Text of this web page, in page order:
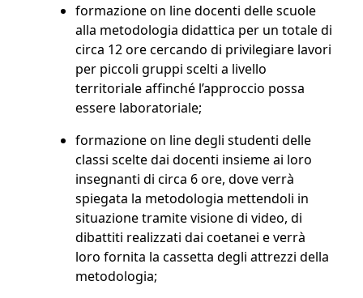
formazione on line docenti delle scuole
alla metodologia didattica per un totale di
circa 12 ore cercando di privilegiare lavori
per piccoli gruppi scelti a livello
territoriale affinché l’approccio possa
essere laboratoriale;
formazione on line degli studenti delle
classi scelte dai docenti insieme ai loro
insegnanti di circa 6 ore, dove verrà
spiegata la metodologia mettendoli in
situazione tramite visione di video, di
dibattiti realizzati dai coetanei e verrà
loro fornita la cassetta degli attrezzi della
metodologia;